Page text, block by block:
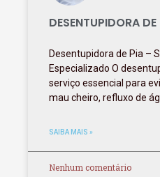
DESENTUPIDORA
Desentupidora de Pia –
Especializado O
serviço essencial para
mau cheiro, refluxo de
SAIBA MAIS »
Nenhum comentário